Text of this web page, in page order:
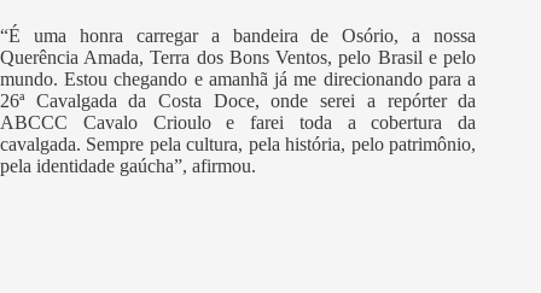
“É uma honra carregar a bandeira de Osório, a nossa
Querência Amada, Terra dos Bons Ventos, pelo Brasil e pelo
mundo. Estou chegando e amanhã já me direcionando para a
26ª Cavalgada da Costa Doce, onde serei a repórter da
ABCCC Cavalo Crioulo e farei toda a cobertura da
cavalgada. Sempre pela cultura, pela história, pelo patrimônio,
pela identidade gaúcha”, afirmou.